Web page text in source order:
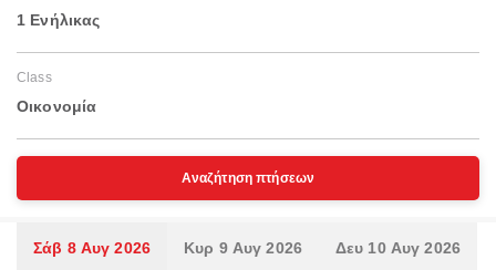
1 Ενήλικας
Class
Οικονομία
Αναζήτηση πτήσεων
Σάβ 8 Αυγ 2026 Κυρ 9 Αυγ 2026 Δευ 10 Αυγ 2026